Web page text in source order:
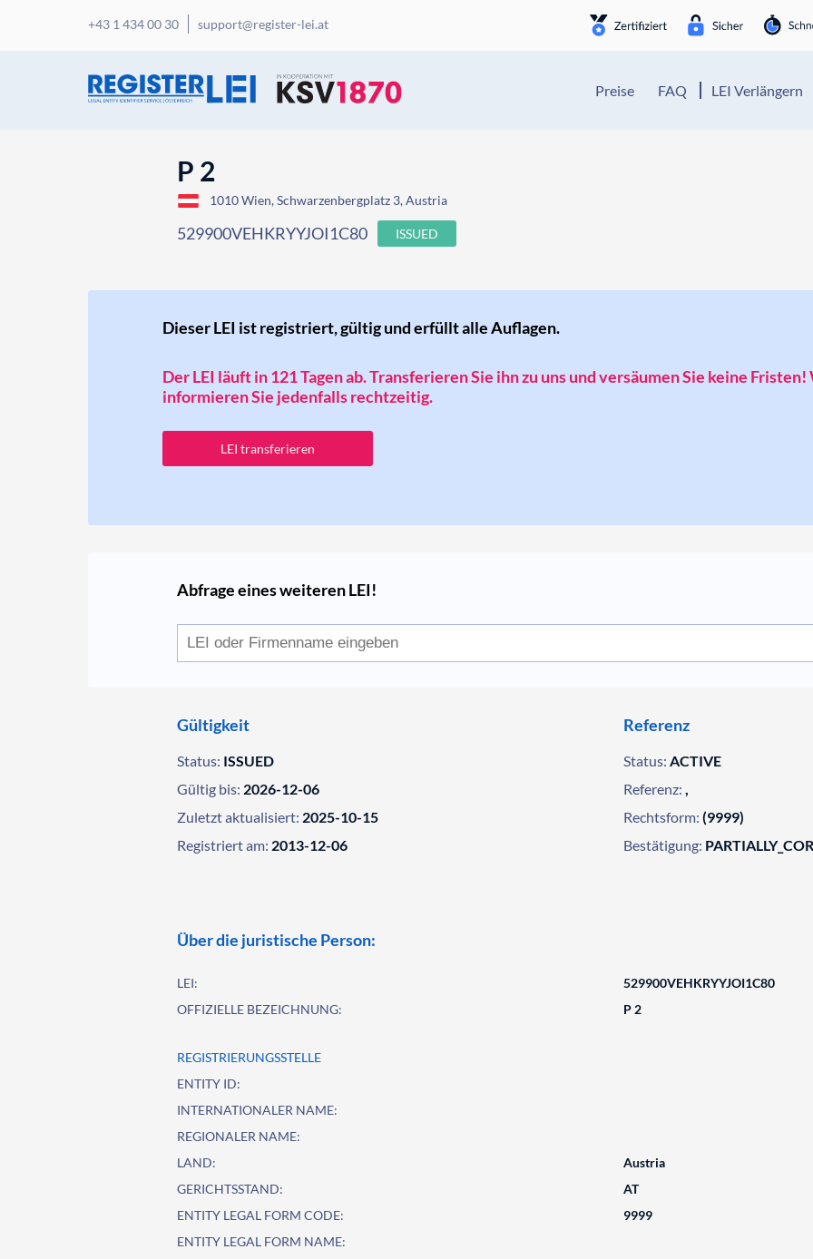
+43 1 434 00 30 support@register-lei.at
Preise FAQ LEI Verlängern
P 2
1010 Wien, Schwarzenbergplatz 3, Austria
529900VEHKRYYJOI1C80 ISSUED
Dieser LEI ist registriert, gültig und erfüllt alle Auflagen.
Der LEI läuft in 121 Tagen ab. Transferieren Sie ihn zu uns und versäumen Sie keine
informieren Sie jedenfalls rechtzeitig.
LEI transferieren
Abfrage eines weiteren LEI!
Gültigkeit
Status: ISSUED
Gültig bis: 2026-12-06
Zuletzt aktualisiert: 2025-10-15
Registriert am: 2013-12-06
Referenz
Status: ACTIVE
Referenz: ,
Rechtsform: (9999)
Bestätigung:
Über die juristische Person:
LEI:
529900VEHKRYYJOI1C80
OFFIZIELLE BEZEICHNUNG:
P 2
REGISTRIERUNGSSTELLE
ENTITY ID:
INTERNATIONALER NAME:
REGIONALER NAME:
LAND:
Austria
GERICHTSSTAND:
AT
ENTITY LEGAL FORM CODE:
9999
ENTITY LEGAL FORM NAME: